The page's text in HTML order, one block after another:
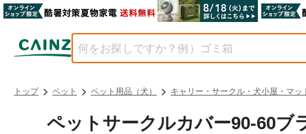
トップ ペット ペット用品（犬） キャリー・サークル・犬小屋・マッ
ペットサークルカバー90-60ブ